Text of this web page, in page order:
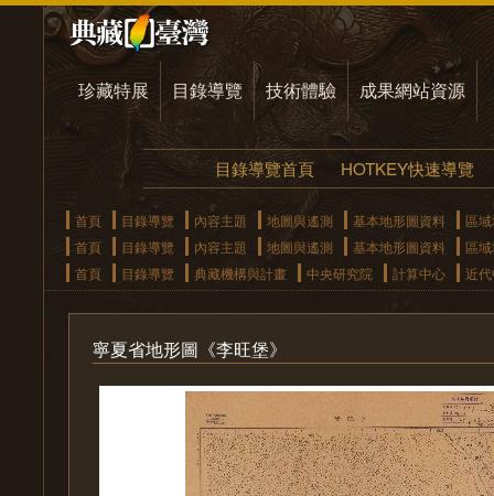
珍藏特展 目錄導覽 技術體驗 成果網站資源
目錄導覽首頁 HOTKEY快速導覽
首頁 目錄導覽 內容主題 地圖與遙測 基本地形圖資料
區
首頁
目錄導覽 內容主題 地圖與遙測 基本地形圖資料
區
首頁
目錄導覽 典藏機構與計畫 中央研究院 計算中心 近
寧夏省地形圖《李旺堡》